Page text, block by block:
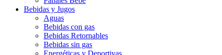
Bebidas y Jugos
Aguas
Bebidas con gas
Bebidas Retornables
Bebidas sin gas
Energéticas y Deportivas